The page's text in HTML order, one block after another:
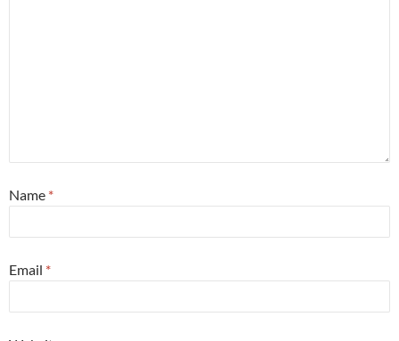
Name *
Email *